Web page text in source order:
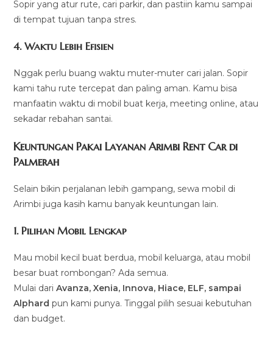
Sopir yang atur rute, cari parkir, dan pastiin kamu sampai
di tempat tujuan tanpa stres.
4. Waktu Lebih Efisien
Nggak perlu buang waktu muter-muter cari jalan. Sopir
kami tahu rute tercepat dan paling aman. Kamu bisa
manfaatin waktu di mobil buat kerja, meeting online, atau
sekadar rebahan santai.
Keuntungan Pakai Layanan Arimbi Rent Car di
Palmerah
Selain bikin perjalanan lebih gampang, sewa mobil di
Arimbi juga kasih kamu banyak keuntungan lain.
1. Pilihan Mobil Lengkap
Mau mobil kecil buat berdua, mobil keluarga, atau mobil
besar buat rombongan? Ada semua.
Mulai dariAvanza, Xenia, Innova, Hiace, ELF, sampai
Alphard pun kami punya. Tinggal pilih sesuai kebutuhan
dan budget.